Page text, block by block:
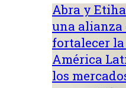
Abra y
una alianza
fortalecer
América
los